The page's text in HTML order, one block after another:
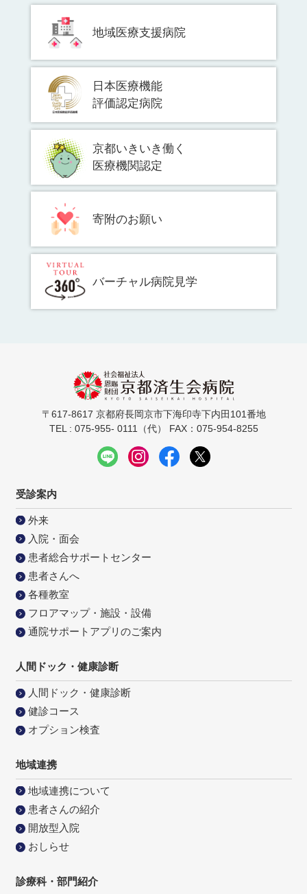
地域医療支援病院
日本医療機能
評価認定病院
京都いきいき働く
医療機関認定
寄附のお願い
バーチャル病院見学
〒617-8617 京都府長岡京市下海印寺下内田101番地
TEL : 075-955- 0111（代） FAX：075-954-8255
受診案内
外来
入院・面会
患者総合サポートセンター
患者さんへ
各種教室
フロアマップ・施設・設備
通院サポートアプリのご案内
人間ドック・健康診断
人間ドック・健康診断
健診コース
オプション検査
地域連携
地域連携について
患者さんの紹介
開放型入院
おしらせ
診療科・部門紹介